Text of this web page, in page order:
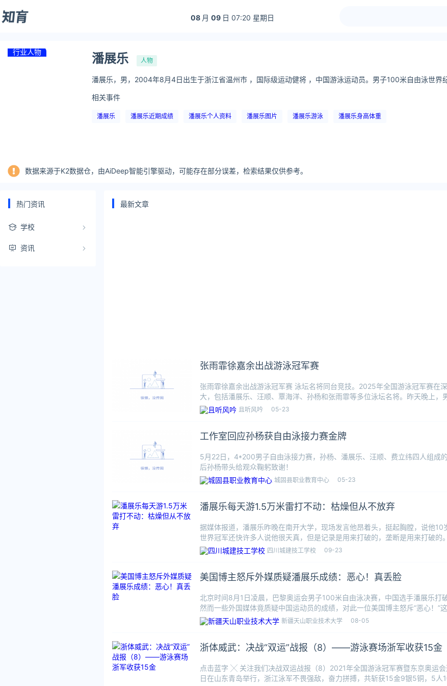
08 月 09 日 07:20 星期日
行业人物 潘展乐 人物
潘展乐，男，2004年8月4日出生于浙江省温州市 ，国际级运动健将 ，中国游泳运动员。男子100米自由泳世界
相关事件
潘展乐 潘展乐近期成绩 潘展乐个人资料 潘展乐图片 潘展乐游泳 潘展乐身高体重
数据来源于K2数据仓，由AiDeep智能引擎驱动，可能存在部分误差，检索结果仅供参考。
热门资讯
学校
资讯
最新文章
张雨霏徐嘉余出战游泳冠军赛
张雨霏徐嘉余出战游泳冠军赛 泳坛名将同台竞技。2025年全国游泳冠军赛在
大，包括潘展乐、汪顺、覃海洋、孙杨和张雨霏等多位泳坛名将。昨天晚上，
中，潘展乐游且听风吟 05-23
工作室回应孙杨获自由泳接力赛金牌
5月22日，4*200男子自由泳接力赛，孙杨、潘展乐、汪顺、费立纬四人组成
后孙杨带头给观众鞠躬致谢！
城固县职业教育中心 05-23
潘展乐每天游1.5万米雷打不动：枯燥但从不放弃
据媒体报道，潘展乐昨晚在南开大学，现场发言他昂着头，挺起胸膛，说他10
世界冠军还快许多人说他很天真，但是记录是用来打破的，垄断是用来打破的
发音就是“破纪
四川城建技工学校 09-23
美国博主怒斥外媒质疑潘展乐成绩：恶心！真丢脸
北京时间8月1日凌晨，巴黎奥运会男子100米自由泳决赛，中国选手潘展乐打
然而一些外国媒体竟质疑中国运动员的成绩，对此一位美国博主怒斥“恶心！”
对潘展乐成
新疆天山职业技术大学 08-05
浙体威武：决战“双运”战报（8）——游泳赛场浙军收获15金
点击蓝字 ╳ 关注我们决战双运战报（8）2021年全国游泳冠军赛暨东京奥运
日在山东青岛举行，浙江泳军不畏强敌，奋力拼搏，共斩获15金9银5铜，5人